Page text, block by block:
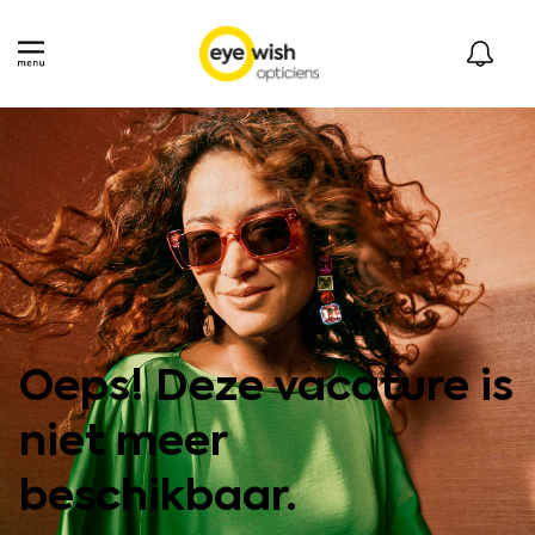
Oeps! Deze vacature is
niet meer
beschikbaar.